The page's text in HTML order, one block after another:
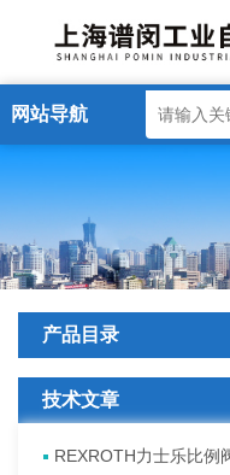
网站导航
产品目录
技术文章